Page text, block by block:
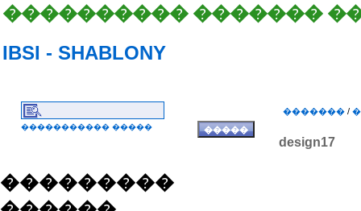
���������� �������
IBSI - SHABLONY
����������� �����
���������
������� /
design17